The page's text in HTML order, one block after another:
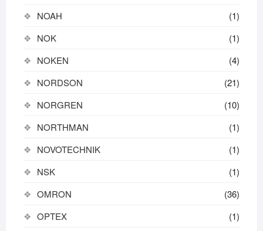
NOAH
(1)
NOK
(1)
NOKEN
(4)
NORDSON
(21)
NORGREN
(10)
NORTHMAN
(1)
NOVOTECHNIK
(1)
NSK
(1)
OMRON
(36)
OPTEX
(1)